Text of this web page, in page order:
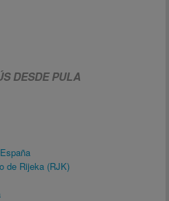
DESDE PULA
de Rijeka (RJK)